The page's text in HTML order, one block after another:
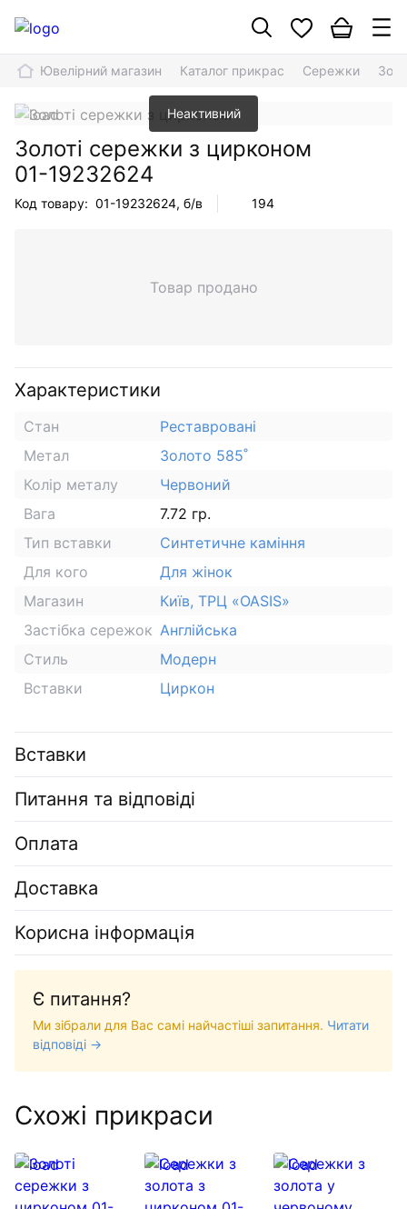
Ювелірний магазин Каталог прикрас Сережки
Неактивний
Золоті сережки з цирконом
01-19232624
Код товару: 01-19232624, б/в 194
Товар продано
Характеристики
Стан
Реставровані
Метал
Золото 585˚
Колір металу
Червоний
Вага
7.72 гр.
Тип вставки
Синтетичне каміння
Для кого
Для жінок
Магазин
Київ, ТРЦ «OASIS»
Застібка сережок Англійська
Стиль
Модерн
Вставки
Циркон
Вставки
Питання та відповіді
Оплата
Доставка
Корисна інформація
Є питання?
Ми зібрали для Вас самі найчастіші запитання. Читати
відповіді →
Схожі прикраси